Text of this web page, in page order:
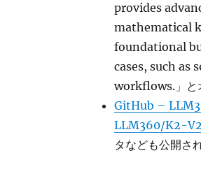
provides
mathematical
foundational
cases, such as
workflows.」と
GitHub –
LLM360/K2-V2
タなども公開さ